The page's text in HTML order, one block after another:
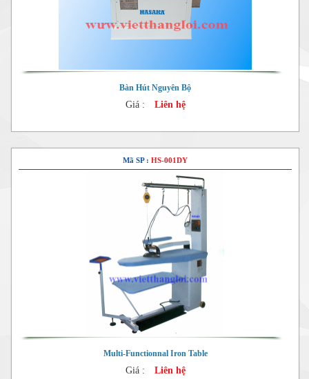
Bàn Hút Nguyên Bộ
Giá : Liên hệ
Mã SP : HS-001DY
Multi-Functionnal Iron Table
Giá : Liên hệ